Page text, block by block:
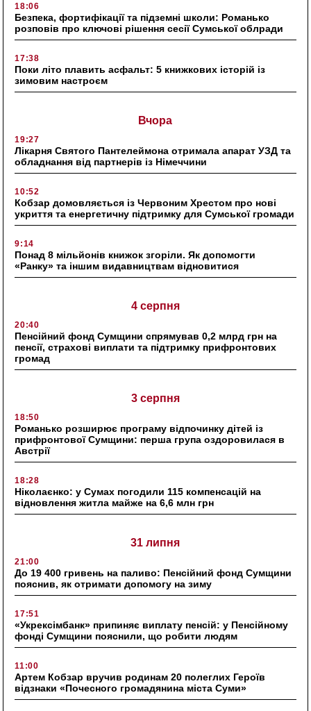
18:06
Безпека, фортифікації та підземні школи: Романько
розповів про ключові рішення сесії Сумської облради
17:38
Поки літо плавить асфальт: 5 книжкових історій із
зимовим настроєм
Вчора
19:27
Лікарня Святого Пантелеймона отримала апарат УЗД та
обладнання від партнерів із Німеччини
10:52
Кобзар домовляється із Червоним Хрестом про нові
укриття та енергетичну підтримку для Сумської громади
9:14
Понад 8 мільйонів книжок згоріли. Як допомогти
«Ранку» та іншим видавництвам відновитися
4 серпня
20:40
Пенсійний фонд Сумщини спрямував 0,2 млрд грн на
пенсії, страхові виплати та підтримку прифронтових
громад
3 серпня
18:50
Романько розширює програму відпочинку дітей із
прифронтової Сумщини: перша група оздоровилася в
Австрії
18:28
Ніколаєнко: у Сумах погодили 115 компенсацій на
відновлення житла майже на 6,6 млн грн
31 липня
21:00
До 19 400 гривень на паливо: Пенсійний фонд Сумщини
пояснив, як отримати допомогу на зиму
17:51
«Укрексімбанк» припиняє виплату пенсій: у Пенсійному
фонді Сумщини пояснили, що робити людям
11:00
Артем Кобзар вручив родинам 20 полеглих Героїв
відзнаки «Почесного громадянина міста Суми»